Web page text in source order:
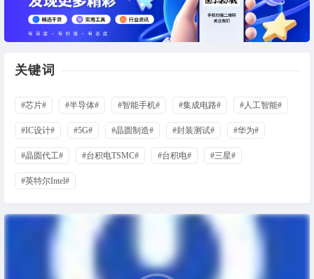
关键词
#芯片# #半导体# #智能手机# #集成电路# #人工智能#
#IC设计# #5G# #晶圆制造# #封装测试# #华为#
#晶圆代工# #台积电TSMC# #台积电# #三星#
#英特尔Intel#